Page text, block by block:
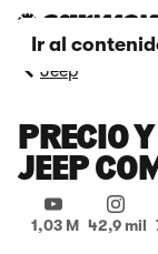
Ir al
Jeep
PRECIO
JEEP
1,03 M 42,9 mil